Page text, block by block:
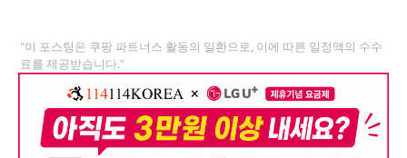
"이 포스팅은 쿠팡 파트너스 활동의 일환으로, 이에 따른 일정액의 수수
료를 제공받습니다."